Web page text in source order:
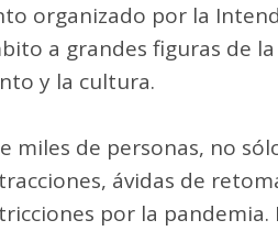
organizado por la
a grandes figuras de
y la cultura.
miles de personas, no
ávidas de
por la pandemia.